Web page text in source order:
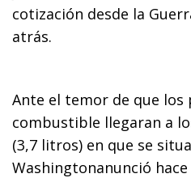
cotización desde la
atrás.
Ante el temor de que los
combustible llegaran a
(3,7 litros) en que se
Washingtonanunció